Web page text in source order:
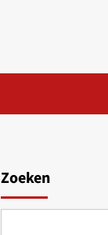
Zoeken